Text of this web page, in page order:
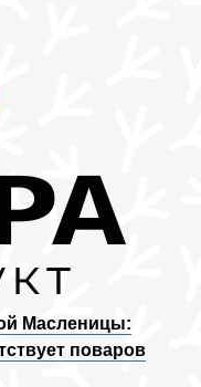
Масленицы:
поваров